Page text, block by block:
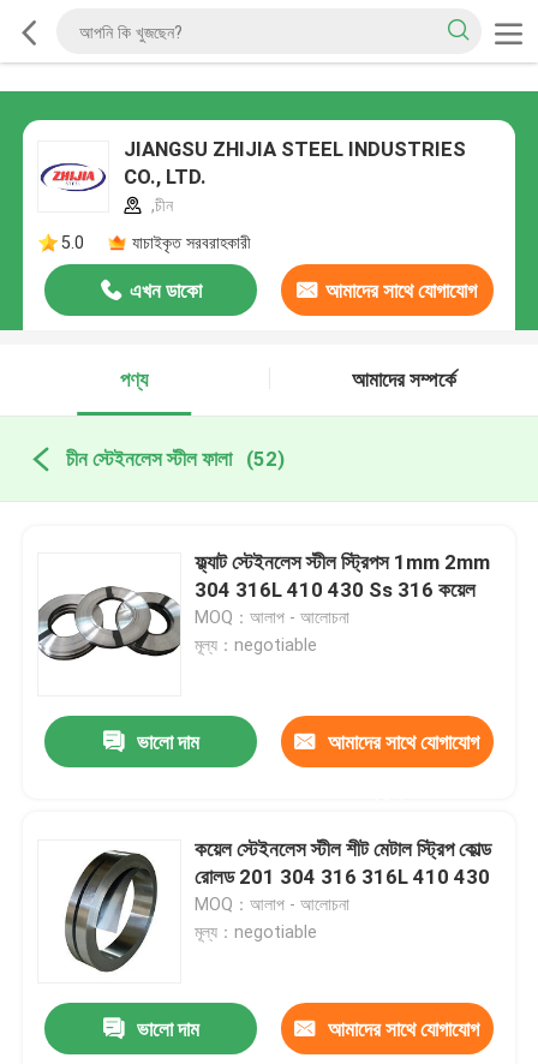
JIANGSU ZHIJIA STEEL INDUSTRIES
CO., LTD.
,চীন
5.0
যাচাইকৃত সরবরাহকারী
এখন ডাকো আমাদের সাথে যোগাযোগ
পণ্য
আমাদের সম্পর্কে
চীন স্টেইনলেস স্টীল ফালা (52)
ফ্ল্যাট স্টেইনলেস স্টীল স্ট্রিপস 1mm 2mm
304 316L 410 430 Ss 316 কয়েল
MOQ：আলাপ - আলোচনা
মূল্য：negotiable
ভালো দাম আমাদের সাথে যোগাযোগ
কয়েল স্টেইনলেস স্টীল শীট মেটাল স্ট্রিপ কোল্ড
রোলড 201 304 316 316L 410 430
MOQ：আলাপ - আলোচনা
মূল্য：negotiable
ভালো দাম আমাদের সাথে যোগাযোগ